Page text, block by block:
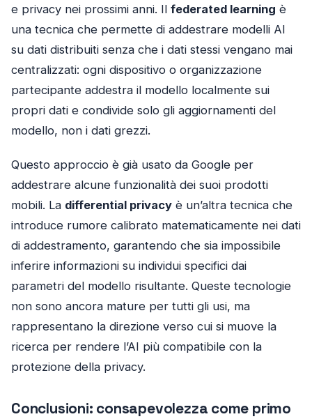
e privacy nei prossimi anni. Il federated learning è
una tecnica che permette di addestrare modelli AI
su dati distribuiti senza che i dati stessi vengano mai
centralizzati: ogni dispositivo o organizzazione
partecipante addestra il modello localmente sui
propri dati e condivide solo gli aggiornamenti del
modello, non i dati grezzi.
Questo approccio è già usato da Google per
addestrare alcune funzionalità dei suoi prodotti
mobili. La differential privacy è un’altra tecnica che
introduce rumore calibrato matematicamente nei dati
di addestramento, garantendo che sia impossibile
inferire informazioni su individui specifici dai
parametri del modello risultante. Queste tecnologie
non sono ancora mature per tutti gli usi, ma
rappresentano la direzione verso cui si muove la
ricerca per rendere l’AI più compatibile con la
protezione della privacy.
Conclusioni: consapevolezza come primo